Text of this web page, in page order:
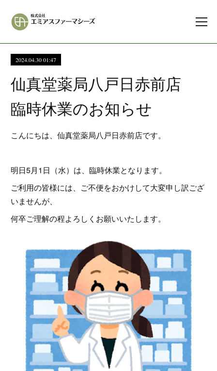
2024.04.30 01:47
仙真堂薬局八戸日赤前店
臨時休業のお知らせ
こんにちは、仙真堂薬局八戸日赤前店です。
明日5月1日（水）は、臨時休業となります。
ご利用の皆様には、ご不便をおかけして大変申し訳ござ
いませんが、
何卒ご理解の程よろしくお願いいたします。